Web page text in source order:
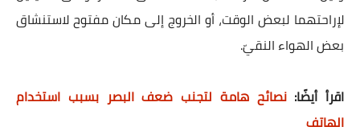
لإراحتهما لبعض الوقت، أو الخروج إلى مكان مفتوح لاستنشاق
بعض الهواء النقيّ.
اقرأ أيضًا: نصائح هامة لتجنب ضعف البصر بسبب استخدام
الهاتف